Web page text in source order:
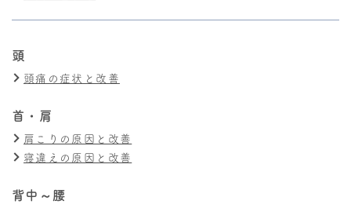
頭
頭痛の症状と改善
首・肩
肩こりの原因と改善
寝違えの原因と改善
背中～腰